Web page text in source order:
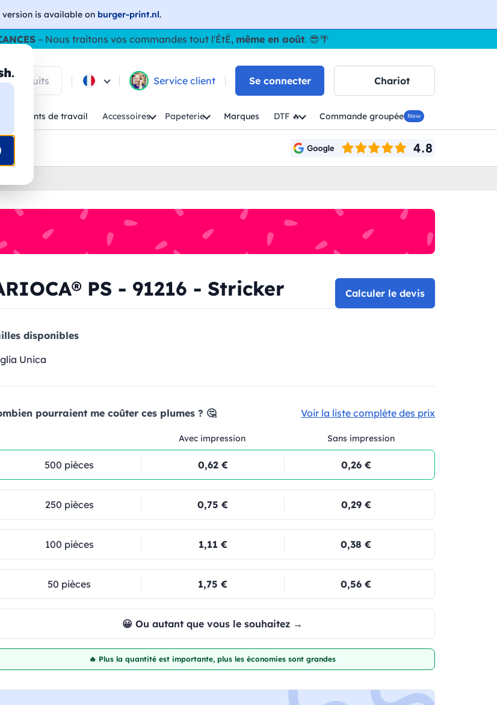
version is available on burger-print.nl.
.
– Nous traitons vos commandes tout l'ÉtÉ, même en août. 😎🌴
produits Service client Se connecter Chariot
Vêtements de travail Accessoires Papeterie Marques DTF 🔥 Commande groupée New
PS - 91216 - Stricker Calculer le devis
disponibles
Unica
pourraient me coûter ces plumes ? 🤔 Voir la liste complète des prix
Avec impression Sans impression
500 pièces 0,62 € 0,26 €
250 pièces 0,75 € 0,29 €
100 pièces 1,11 € 0,38 €
50 pièces 1,75 € 0,56 €
😀 Ou autant que vous le souhaitez →
🔥 Plus la quantité est importante, plus les économies sont grandes